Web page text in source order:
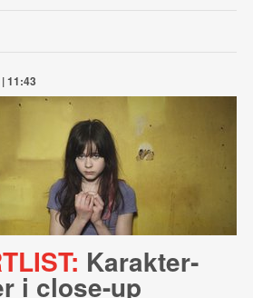
11:43
Ka­rak­ter­
i close-up